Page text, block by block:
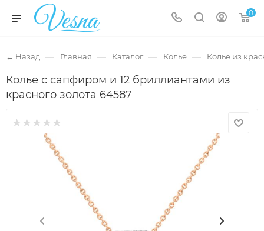
0
← Назад — Главная — Каталог — Колье — Колье из
Колье с сапфиром и 12 бриллиантами из
красного золота 64587